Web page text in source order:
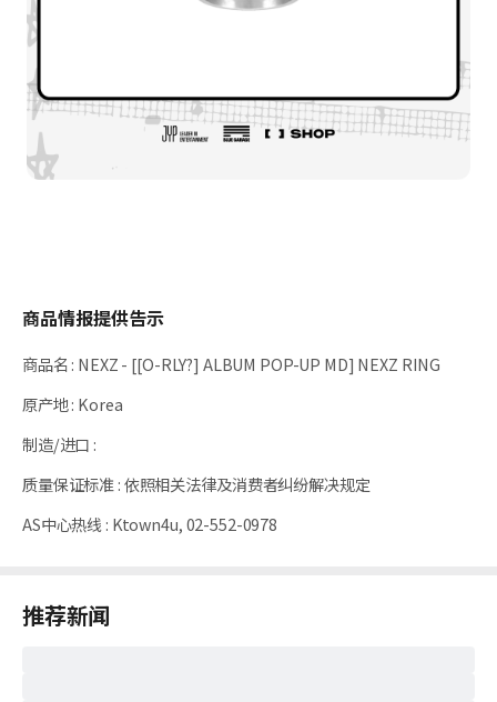
商品情报提供告示
商品名: NEXZ - [[O-RLY?] ALBUM POP-UP MD] NEXZ RING
原产地: Korea
制造/进口 :
质量保证标准:依照相关法律及消费者纠纷解决规定
AS中心热线: Ktown4u, 02-552-0978
推荐新闻